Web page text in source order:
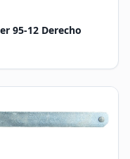
95-12 Derecho